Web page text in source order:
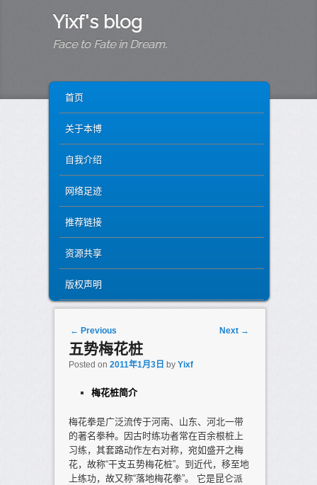
Yixf's blog
Face to Fate in Dream.
SKIP TO PRIMARY CONTENT
SKIP TO SECONDARY CONTENT
首页
关于本博
自我介绍
网络足迹
推荐链接
资源共享
版权声明
Post navigation
← Previous Next →
五势梅花桩
Posted on 2011年1月3日 by Yixf
梅花桩简介
梅花拳是广泛流传于河南、山东、河北一带
的著名拳种。因古时练功者常在百余根桩上
习练，其套路动作左右对称，宛如盛开之梅
花，故称“干支五势梅花桩”。到近代，移至地
上练功，故又称“落地梅花拳”。 它是昆仑派